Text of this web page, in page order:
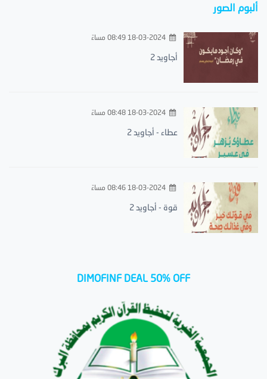
ألبوم الصور
18-03-2024 08:49 مساءً
أجاويد 2
18-03-2024 08:48 مساءً
عطاء - أجاويد 2
18-03-2024 08:46 مساءً
قوة - أجاويد 2
DIMOFINF DEAL 50% OFF